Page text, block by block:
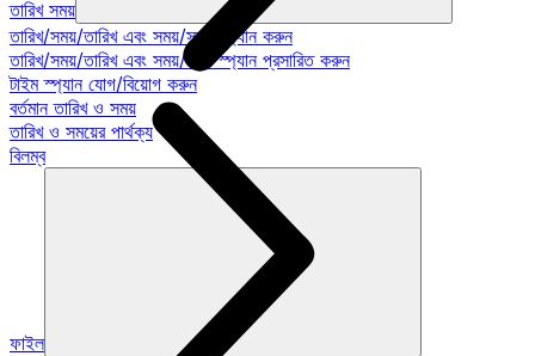
তারিখ সময়
তারিখ/সময়/তারিখ এবং সময়/সময় স্প্যান করুন
তারিখ/সময়/তারিখ এবং সময়/সময় স্প্যান প্রসারিত করুন
টাইম স্প্যান যোগ/বিয়োগ করুন
বর্তমান তারিখ ও সময়
তারিখ ও সময়ের পার্থক্য
বিলম্ব
ফাইল